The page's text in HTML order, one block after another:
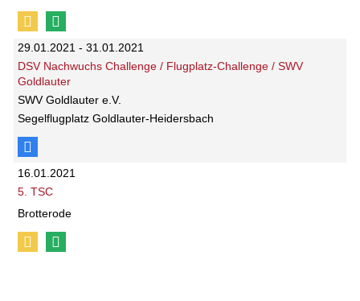
29.01.2021 - 31.01.2021
DSV Nachwuchs Challenge / Flugplatz-Challenge / SWV
Goldlauter
SWV Goldlauter e.V.
Segelflugplatz Goldlauter-Heidersbach
16.01.2021
5. TSC
Brotterode